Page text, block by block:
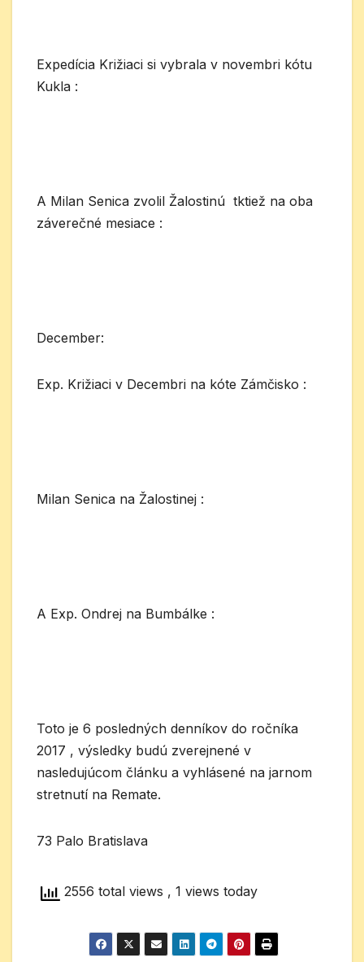
Expedícia Križiaci si vybrala v novembri kótu
Kukla :
A Milan Senica zvolil Žalostinú tktiež na oba
záverečné mesiace :
December:
Exp. Križiaci v Decembri na kóte Zámčisko :
Milan Senica na Žalostinej :
A Exp. Ondrej na Bumbálke :
Toto je 6 posledných denníkov do ročníka
2017 , výsledky budú zverejnené v
nasledujúcom článku a vyhlásené na jarnom
stretnutí na Remate.
73 Palo Bratislava
2556 total views , 1 views today